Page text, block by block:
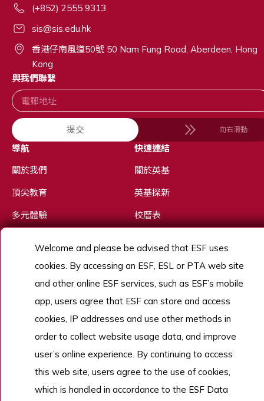
(+852) 2555 9313
sis@sis.edu.hk
香港仔南風道50號 50 Nam Fung Road, Aberdeen, Hong
Kong
與我們聯繫
提交 向右滑動
導航
關於我們
頂尖教育
多元體驗
了解更多
快速連結
關於英基
英基探新
校曆表
Copyright © English Schools Foundation. Powered byANGLIA.
Welcome and please be advised that ESF uses
cookies. By accessing an ESF, ESL or PTA web site
and other online ESF services, such as ESF’s mobile
app, users agree that ESF can store and access
cookies, IP addresses and use other methods in
order to collect website usage data, and improve
user’s online experience. By continuing to access
this web site, users agree to the use of cookies,
which is handled in accordance to the ESF Data